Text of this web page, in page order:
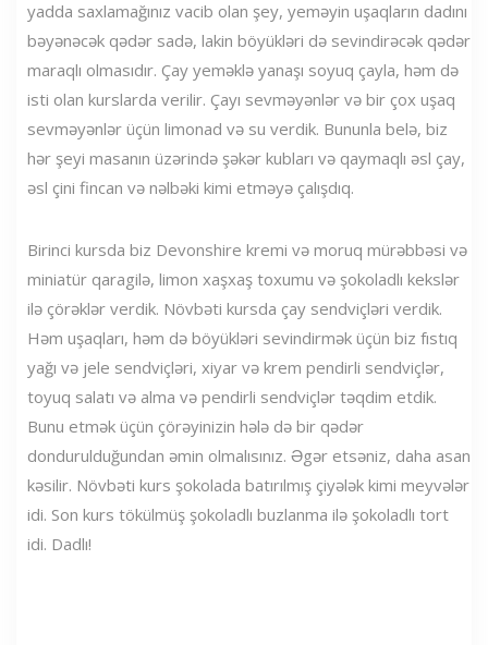
yadda saxlamağınız vacib olan şey, yeməyin uşaqların dadını
bəyənəcək qədər sadə, lakin böyükləri də sevindirəcək qədər
maraqlı olmasıdır. Çay yeməklə yanaşı soyuq çayla, həm də
isti olan kurslarda verilir. Çayı sevməyənlər və bir çox uşaq
sevməyənlər üçün limonad və su verdik. Bununla belə, biz
hər şeyi masanın üzərində şəkər kubları və qaymaqlı əsl çay,
əsl çini fincan və nəlbəki kimi etməyə çalışdıq.
Birinci kursda biz Devonshire kremi və moruq mürəbbəsi və
miniatür qaragilə, limon xaşxaş toxumu və şokoladlı kekslər
ilə çörəklər verdik. Növbəti kursda çay sendviçləri verdik.
Həm uşaqları, həm də böyükləri sevindirmək üçün biz fıstıq
yağı və jele sendviçləri, xiyar və krem ​​pendirli sendviçlər,
toyuq salatı və alma və pendirli sendviçlər təqdim etdik.
Bunu etmək üçün çörəyinizin hələ də bir qədər
dondurulduğundan əmin olmalısınız. Əgər etsəniz, daha asan
kəsilir. Növbəti kurs şokolada batırılmış çiyələk kimi meyvələr
idi. Son kurs tökülmüş şokoladlı buzlanma ilə şokoladlı tort
idi. Dadlı!